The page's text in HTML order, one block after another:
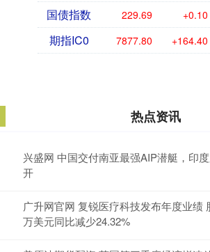
国债指数 229.69 +0.10
期指IC0 7877.80 +164.40
热点资讯
兴盛网 中国交付南亚最强AIP潜艇，印
开
广升网官网 复锐医疗科技发布年度业绩
万美元同比减少24.32%